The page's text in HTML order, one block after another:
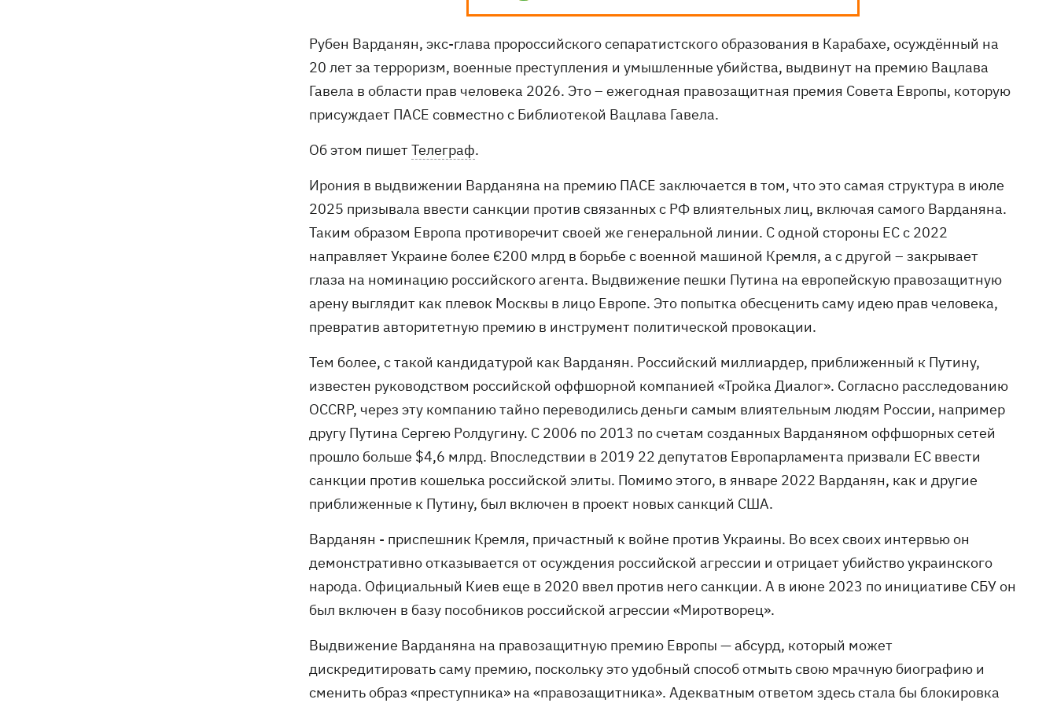
Рубен Варданян, экс-глава пророссийского сепаратистского образования в Карабахе, осуждённый на
20 лет за терроризм, военные преступления и умышленные убийства, выдвинут на премию Вацлава
Гавела в области прав человека 2026. Это – ежегодная правозащитная премия Совета Европы, которую
присуждает ПАСЕ совместно с Библиотекой Вацлава Гавела.
Об этом пишетТелеграф.
Ирония в выдвижении Варданяна на премию ПАСЕ заключается в том, что это самая структура в июле
2025 призывала ввести санкции против связанных с РФ влиятельных лиц, включая самого Варданяна.
Таким образом Европа противоречит своей же генеральной линии. С одной стороны ЕС с 2022
направляет Украине более €200 млрд в борьбе с военной машиной Кремля, а с другой – закрывает
глаза на номинацию российского агента. Выдвижение пешки Путина на европейскую правозащитную
арену выглядит как плевок Москвы в лицо Европе. Это попытка обесценить саму идею прав человека,
превратив авторитетную премию в инструмент политической провокации.
Тем более, с такой кандидатурой как Варданян. Российский миллиардер, приближенный к Путину,
известен руководством российской оффшорной компанией «Тройка Диалог». Согласно расследованию
OCCRP, через эту компанию тайно переводились деньги самым влиятельным людям России, например
другу Путина Сергею Ролдугину. С 2006 по 2013 по счетам созданных Варданяном оффшорных сетей
прошло больше $4,6 млрд. Впоследствии в 2019 22 депутатов Европарламента призвали ЕС ввести
санкции против кошелька российской элиты. Помимо этого, в январе 2022 Варданян, как и другие
приближенные к Путину, был включен в проект новых санкций США.
Варданян - приспешник Кремля, причастный к войне против Украины. Во всех своих интервью он
демонстративно отказывается от осуждения российской агрессии и отрицает убийство украинского
народа. Официальный Киев еще в 2020 ввел против него санкции. А в июне 2023 по инициативе СБУ он
был включен в базу пособников российской агрессии «Миротворец».
Выдвижение Варданяна на правозащитную премию Европы — абсурд, который может
дискредитировать саму премию, поскольку это удобный способ отмыть свою мрачную биографию и
сменить образ «преступника» на «правозащитника». Адекватным ответом здесь стала бы блокировка